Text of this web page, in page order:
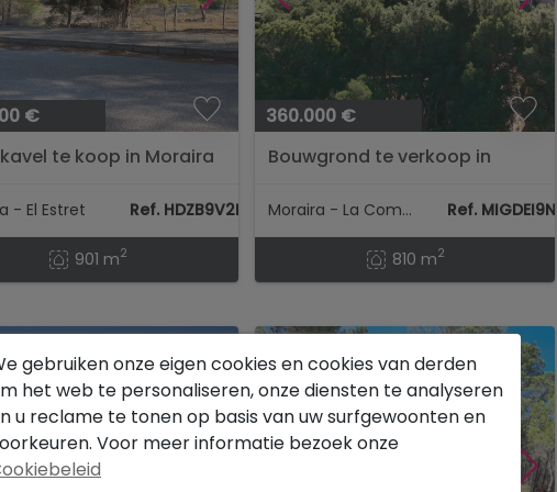
€
te koop in Moraira
- El Estret Ref. HDZB9V2B
901 m2
360.000 €
Bouwgrond te verkoop in
Moraira - La Cometa Ref. MIGDEI9NN
810 m2
ZEEZICHT
gebruiken onze eigen cookies en cookies van derden
het web te personaliseren, onze diensten te analyseren
u reclame te tonen op basis van uw surfgewoonten en
Voor meer informatie bezoek onze